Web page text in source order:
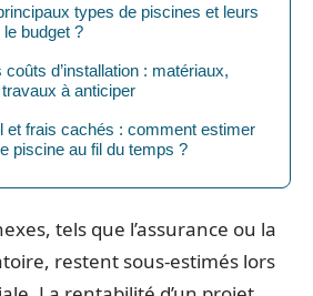
types de piscines et leurs
budget ?
d’installation : matériaux,
à anticiper
et frais cachés : comment estimer
piscine au fil du temps ?
tels que l’assurance ou la
restent sous-estimés lors